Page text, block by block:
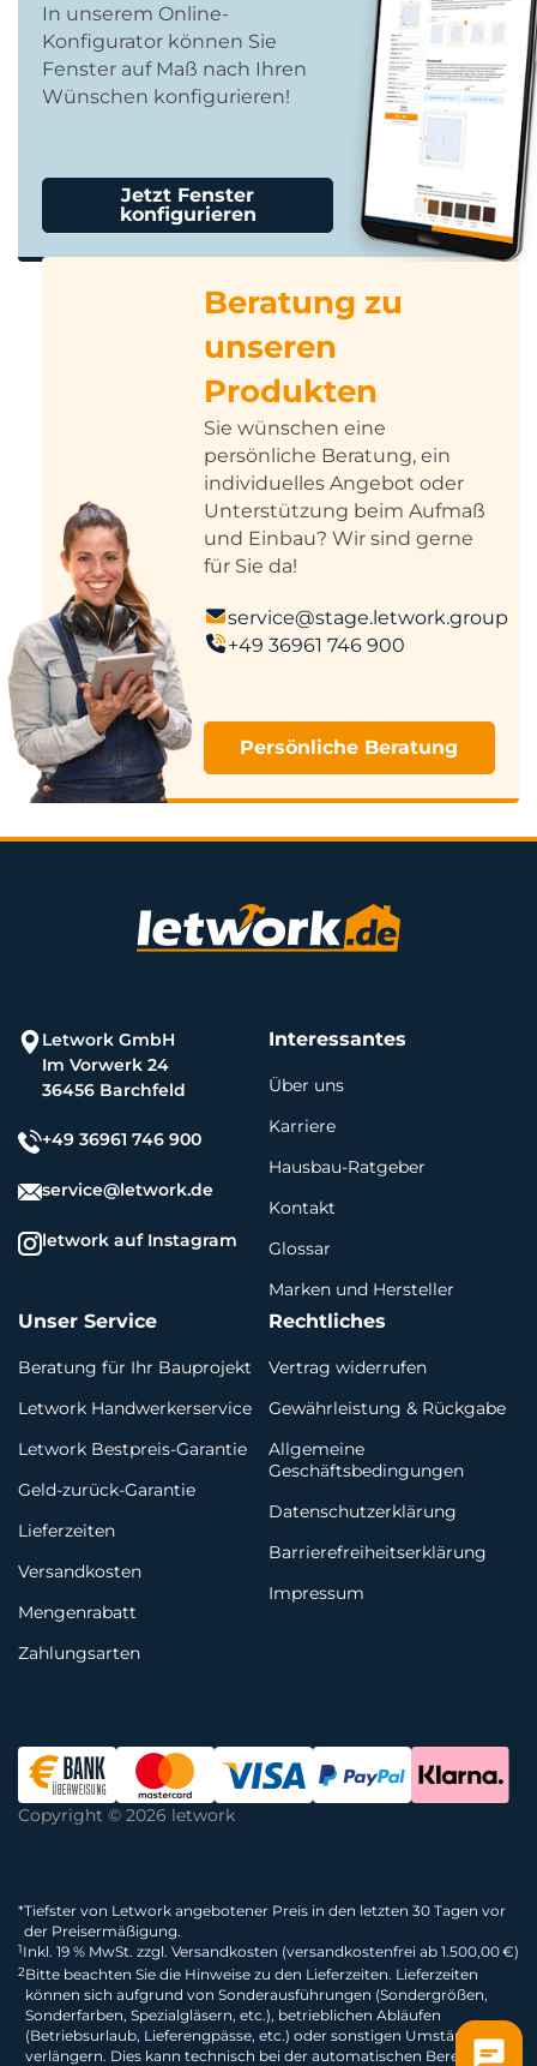
In unserem Online-
Konfigurator können Sie
Fenster auf Maß nach Ihren
Wünschen konfigurieren!
Jetzt Fenster
konfigurieren
Beratung zu
unseren
Produkten
Sie wünschen eine
persönliche Beratung, ein
individuelles Angebot oder
Unterstützung beim Aufmaß
und Einbau? Wir sind gerne
für Sie da!
service@stage.letwork.group
+49 36961 746 900
Persönliche Beratung
Letwork GmbH
Im Vorwerk 24
36456 Barchfeld
+49 36961 746 900
service@letwork.de
letwork auf Instagram
Interessantes
Über uns
Karriere
Hausbau-Ratgeber
Kontakt
Glossar
Marken und Hersteller
Unser Service
Beratung für Ihr Bauprojekt
Letwork Handwerkerservice
Letwork Bestpreis-Garantie
Geld-zurück-Garantie
Lieferzeiten
Versandkosten
Mengenrabatt
Zahlungsarten
Rechtliches
Vertrag widerrufen
Gewährleistung & Rückgabe
Allgemeine
Geschäftsbedingungen
Datenschutzerklärung
Barrierefreiheitserklärung
Impressum
Copyright © 2026 letwork
*Tiefster von Letwork angebotener Preis in den letzten 30 Tagen vor
der Preisermäßigung.
1Inkl. 19 % MwSt. zzgl. Versandkosten (versandkostenfrei ab 1.500,00 €)
2Bitte beachten Sie die Hinweise zu den Lieferzeiten. Lieferzeiten
können sich aufgrund von Sonderausführungen (Sondergrößen,
Sonderfarben, Spezialgläsern, etc.), betrieblichen Abläufen
(Betriebsurlaub, Lieferengpässe, etc.) oder sonstigen Umständen
verlängern. Dies kann technisch bei der automatischen Berechnung